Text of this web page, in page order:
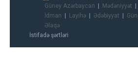
Güney Azərbaycan
Mədəniyyət
İdman
Layihə Ədəbiyyat
Əlaqə
İstifadə şərtləri